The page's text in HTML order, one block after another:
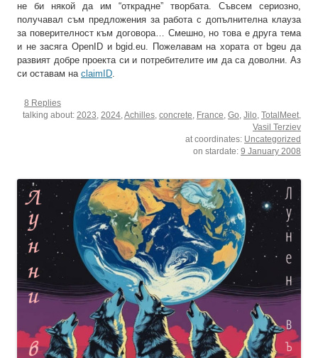
не би някой да им “открадне” творбата. Съвсем сериозно,
получавал съм предложения за работа с допълнителна клауза
за поверителност към договора… Смешно, но това е друга тема
и не засяга OpenID и bgid.eu. Пожелавам на хората от bgeu да
развият добре проекта си и потребителите им да са доволни. Аз
си оставам на claimID.
8 Replies
talking about: 2023 2024 Achilles concrete France Go Jilo TotalMeet
Vasil Terziev
at coordinates: Uncategorized
on stardate: 9 January 2008